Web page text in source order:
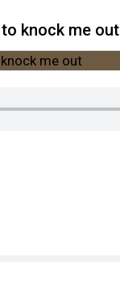
knock me out